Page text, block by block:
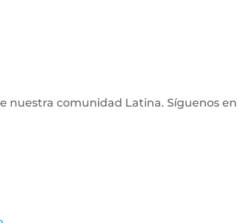
nuestra comunidad Latina. Síguenos